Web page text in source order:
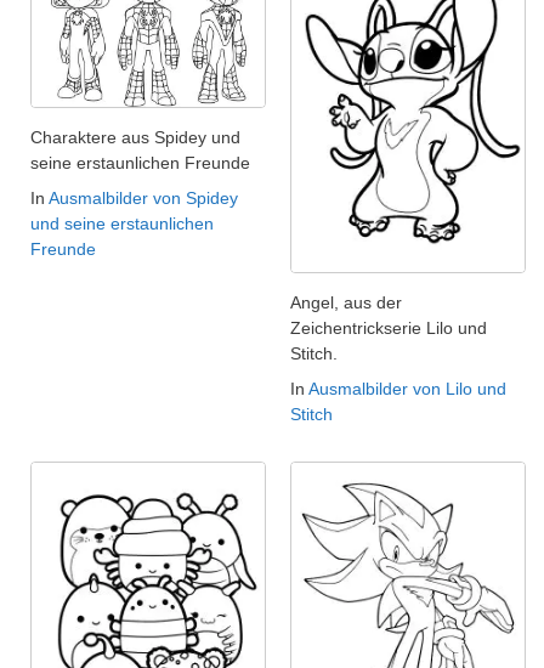
Charaktere aus Spidey und
seine erstaunlichen Freunde
In Ausmalbilder von Spidey
und seine erstaunlichen
Freunde
Angel, aus der
Zeichentrickserie Lilo und
Stitch.
In Ausmalbilder von Lilo und
Stitch